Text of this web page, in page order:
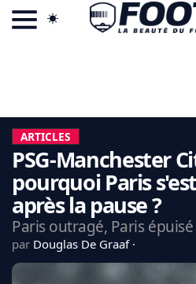
LA CHARTE
VIE PRIVÉE
CGU
CONTACTEZ-NOUS
MERCATO
ARTICLES
PSG-Manchester
pourquoi Paris
après la pause ?
Paris outragé, Paris épuisé
par Douglas De Graaf